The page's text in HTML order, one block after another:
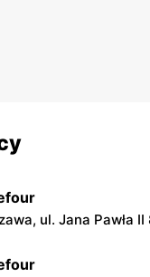
ul. Jana Pawła II